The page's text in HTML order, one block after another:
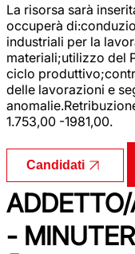
La risorsa sarà
occuperà
industriali per la
materiali;utilizzo del
ciclo
delle lavorazioni e
1.753,00 -1981,00.
Candidati
-